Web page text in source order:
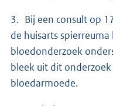
3. Bij een consult op
de huisarts
bloedonderzoek
bleek uit dit
bloedarmoede.